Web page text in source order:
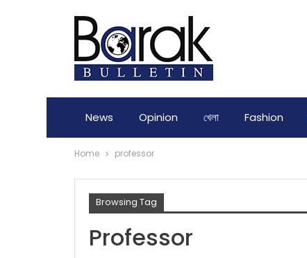
News Opinion খেলা Fashion
Home professor
Browsing Tag
Professor